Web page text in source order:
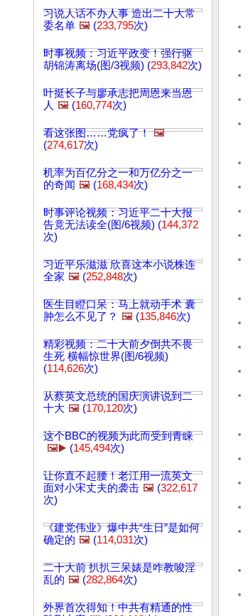
习说人话不办人事 造出二十大常
委名单 🖼️ (233,795次)
时事视频：习近平政变！强行驱
胡锦涛离场(图/3视频) (293,842次)
叶挺长子与廖承志把周恩来当恩
人 🖼️ (160,774次)
看这张图……党疯了！ 🖼️
(274,617次)
机率为百亿分之一和万亿分之一
的奇闻 🖼️ (168,434次)
时事评论视频：习近平二十大报
告竟无法读全(图/6视频) (144,372
次)
习近平乐滋滋 欣喜这本小说株连
全家 🖼️ (252,848次)
医生目瞪口呆：马上就动手术 囊
肿怎么不见了？ 🖼️ (135,846次)
精彩视频：二十大前夕倒共不畏
生死 横幅惊世界(图/6视频)
(114,626次)
从蔡英文总统的国庆演讲说到二
十大 🖼️ (170,120次)
这个BBC的视频为此而受到青睐
🖼️▶️ (145,494次)
让你直不起腰！老江用一流英文
面对小宋丈夫的袭击 🖼️ (322,617
次)
《建党伟业》爆中共“生日”是如何
确定的 🖼️ (114,031次)
二十大前 扒扒三呆婊是咋教唆淫
乱的 🖼️ (282,864次)
外界首次得知！中共有精通的性